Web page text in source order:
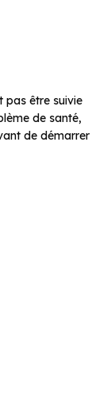
pas être suivie
de santé,
de démarrer